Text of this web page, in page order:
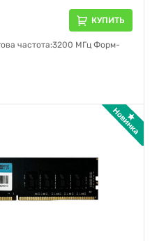
КУПИТЬ
частота:3200 МГц Форм-